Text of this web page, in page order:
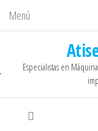
Menú
Especialistas en